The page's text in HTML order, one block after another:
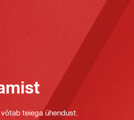
teiega ühendust.